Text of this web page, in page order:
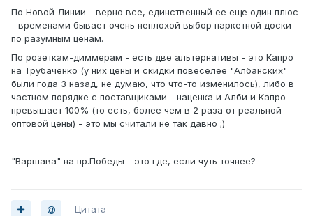
По Новой Линии - верно все, единственный ее еще один плюс
- временами бывает очень неплохой выбор паркетной доски
по разумным ценам.
По розеткам-диммерам - есть две альтернативы - это Капро
на Трубаченко (у них цены и скидки повеселее "Албанских"
были года 3 назад, не думаю, что что-то изменилось), либо в
частном порядке с поставщиками - наценка и Алби и Капро
превышает 100% (то есть, более чем в 2 раза от реальной
оптовой цены) - это мы считали не так давно ;)
"Варшава" на пр.Победы - это где, если чуть точнее?
Цитата